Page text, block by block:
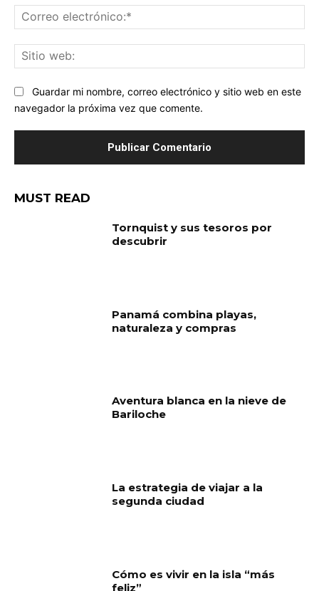
Guardar mi nombre, correo electrónico y sitio web en este
navegador la próxima vez que comente.
MUST READ
Tornquist y sus tesoros por
descubrir
Panamá combina playas,
naturaleza y compras
Aventura blanca en la nieve de
Bariloche
La estrategia de viajar a la
segunda ciudad
Cómo es vivir en la isla “más
feliz”